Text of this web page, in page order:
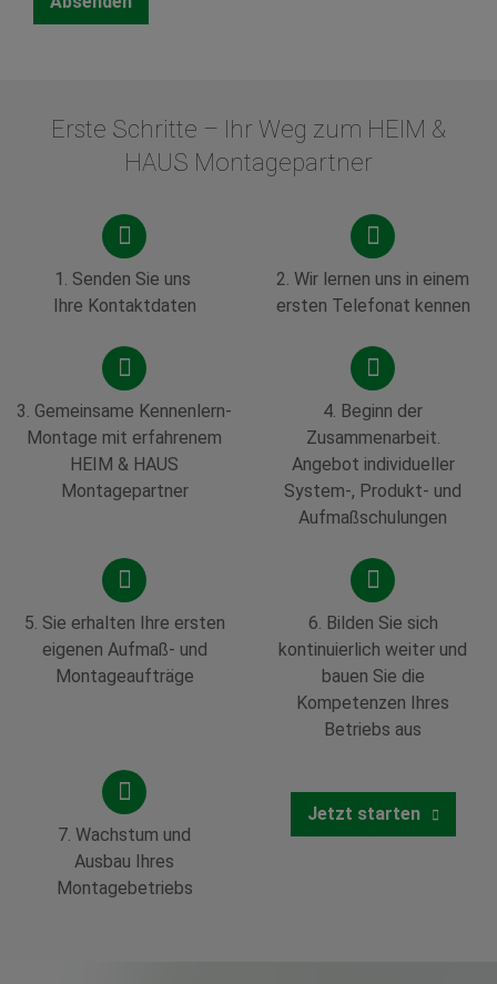
Erste Schritte – Ihr Weg zum HEIM &
HAUS Montagepartner
1. Senden Sie uns
Ihre Kontaktdaten
2. Wir lernen uns in einem
ersten Telefonat kennen
3. Gemeinsame Kennenlern-
Montage mit erfahrenem
HEIM & HAUS
Montagepartner
4. Beginn der
Zusammenarbeit.
Angebot individueller
System-, Produkt- und
Aufmaßschulungen
5. Sie erhalten Ihre ersten
eigenen Aufmaß- und
Montageaufträge
6. Bilden Sie sich
kontinuierlich weiter und
bauen Sie die
Kompetenzen Ihres
Betriebs aus
7. Wachstum und
Ausbau Ihres
Montagebetriebs
Jetzt starten